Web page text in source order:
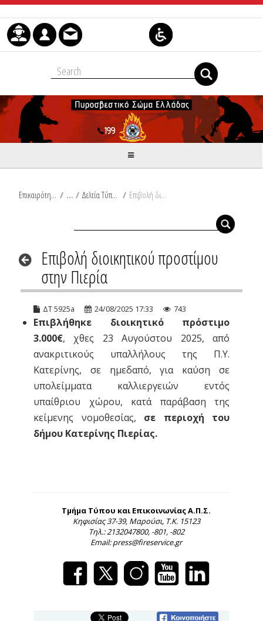
Μετάβαση στο περιεχόμενο
Επικαιρότητα / Δελτία Τύπου / Επιβολή διοικητικού προστίμου στην Πιερία
Επιβολή διοικητικού προστίμου
στην Πιερία
ΔΤ 5925a 24/08/2025 17:33 743
Επιβλήθηκε διοικητικό πρόστιμο
3.000€, χθες 23 Αυγούστου 2025, από
ανακριτικούς υπαλλήλους της Π.Υ.
Κατερίνης, σε ημεδαπό, για καύση σε
υπολείμματα καλλιεργειών εντός
υπαίθριου χώρου, κατά παράβαση της
κείμενης νομοθεσίας, σε περιοχή του
δήμου Κατερίνης Πιερίας.
Τμήμα Τύπου και Επικοινωνίας Α.Π.Σ.
Κηφισίας 37-39, Μαρούσι, Τ.Κ. 15123
Τηλ.: 2132047800, -801, -802
Email: press@fireservice.gr